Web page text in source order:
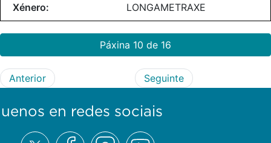
LONGAMETRAXE
Páxina 10 de 16
Anterior Seguinte
en redes sociais